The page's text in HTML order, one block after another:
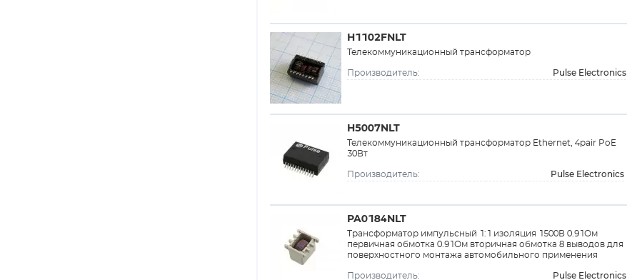
H1102FNLT
Телекоммуникационный трансформатор
Производитель: Pulse Electronics
H5007NLT
Телекоммуникационный трансформатор Ethernet, 4pair PoE
30Вт
Производитель: Pulse Electronics
PA0184NLT
Трансформатор импульсный 1:1 изоляция 1500В 0.91Ом
первичная обмотка 0.91Ом вторичная обмотка 8 выводов для
поверхностного монтажа автомобильного применения
Производитель: Pulse Electronics